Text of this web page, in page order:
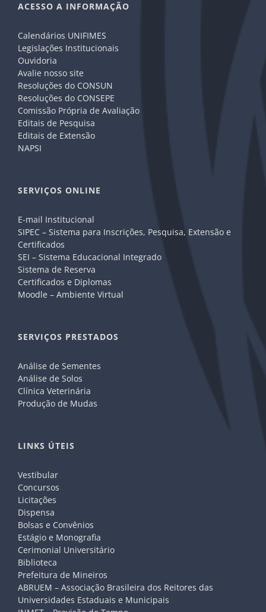
ACESSO A INFORMAÇÃO
Calendários UNIFIMES
Legislações Institucionais
Ouvidoria
Avalie nosso site
Resoluções do CONSUN
Resoluções do CONSEPE
Comissão Própria de Avaliação
Editais de Pesquisa
Editais de Extensão
NAPSI
SERVIÇOS ONLINE
E-mail Institucional
SIPEC – Sistema para Inscrições, Pesquisa, Extensão e
Certificados
SEI – Sistema Educacional Integrado
Sistema de Reserva
Certificados e Diplomas
Moodle – Ambiente Virtual
SERVIÇOS PRESTADOS
Análise de Sementes
Análise de Solos
Clínica Veterinária
Produção de Mudas
LINKS ÚTEIS
Vestibular
Concursos
Licitações
Dispensa
Bolsas e Convênios
Estágio e Monografia
Cerimonial Universitário
Biblioteca
Prefeitura de Mineiros
ABRUEM – Associação Brasileira dos Reitores das
Universidades Estaduais e Municipais